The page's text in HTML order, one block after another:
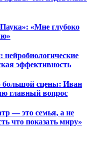
«Мне глубоко
нейробиологические
эффективность
большой сцены: Иван
главный вопрос
— это семья, а не
что показать миру»